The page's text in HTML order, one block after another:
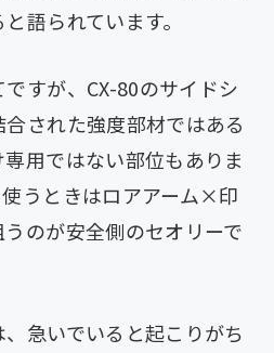
語られています。
すが、CX-80のサイドシ
された強度部材ではある
用ではない部位もありま
うときはロアアーム×印
のが安全側のセオリーで
急いでいると起こりがち